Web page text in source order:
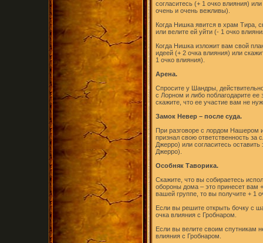
согласитесь (+ 1 очко влияния)
очень и очень вежливы).
Когда Нишка явится в храм Тира,
или велите ей уйти (- 1 очко
Когда Нишка изложит вам свой
идеей (+ 2 очка влияния) или
1 очко влияния).
Арена.
Спросите у Шандры,
с Лорном и либо поблагодарите
скажите, что ее участие вам не
Замок Невер – после суда.
При разговоре с лордом Нашером
признал свою ответственность
Джерро) или согласитесь
Джерро).
Особняк Таворика.
Скажите, что вы собираетесь
обороны дома – это принесет вам
вашей группе, то вы получите + 1
Если вы решите открыть бочку с
очка влияния с Гробнаром.
Если вы велите своим спутникам
влияния с Гробнаром.